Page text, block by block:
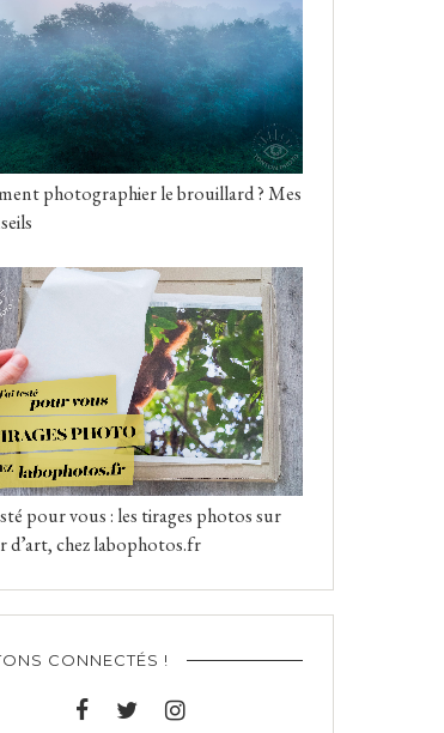
photographier le brouillard ? Mes
pour vous : les tirages photos sur
d’art, chez labophotos.fr
CONNECTÉS !